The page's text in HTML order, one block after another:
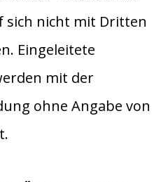
sich nicht mit Dritten
Eingeleitete
mit der
ohne Angabe von